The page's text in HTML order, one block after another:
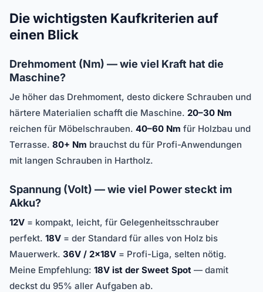
Die wichtigsten Kaufkriterien auf
einen Blick
Drehmoment (Nm) — wie viel Kraft hat die
Maschine?
Je höher das Drehmoment, desto dickere Schrauben und
härtere Materialien schafft die Maschine. 20–30 Nm
reichen für Möbelschrauben. 40–60 Nm für Holzbau und
Terrasse. 80+ Nm brauchst du für Profi-Anwendungen
mit langen Schrauben in Hartholz.
Spannung (Volt) — wie viel Power steckt im
Akku?
12V = kompakt, leicht, für Gelegenheitsschrauber
perfekt. 18V = der Standard für alles von Holz bis
Mauerwerk. 36V / 2×18V = Profi-Liga, selten nötig.
Meine Empfehlung: 18V ist der Sweet Spot — damit
deckst du 95% aller Aufgaben ab.